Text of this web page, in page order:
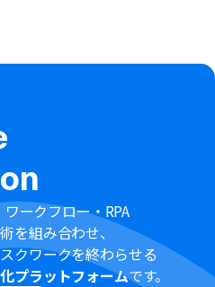
ークフロー・RPA
を組み合わせ、
クワークを終わらせる
プラットフォームです。